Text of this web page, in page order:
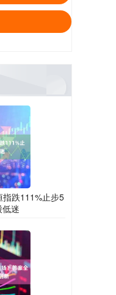
跌111%止步5
迷